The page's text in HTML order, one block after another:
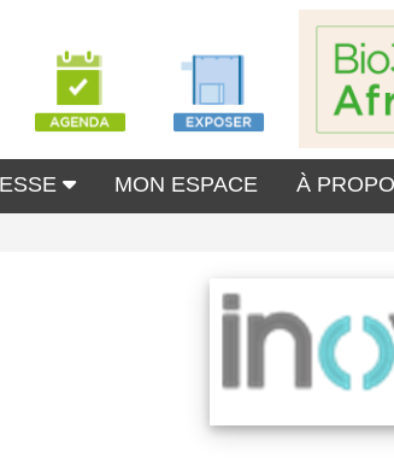
MON ESPACE À